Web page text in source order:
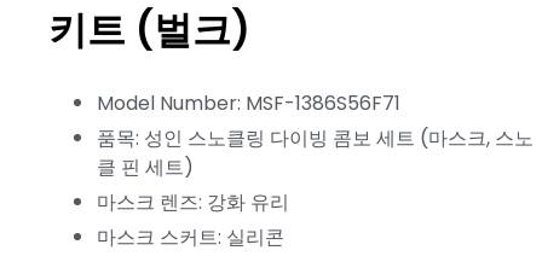
키트 (벌크)
Model Number: MSF-1386S56F71
품목: 성인 스노클링 다이빙 콤보 세트 (마스크, 스노
클 핀 세트)
마스크 렌즈: 강화 유리
마스크 스커트: 실리콘